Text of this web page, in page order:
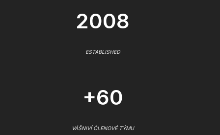
2008
ESTABLISHED
+60
VÁŠNIVÍ ČLENOVÉ TÝMU